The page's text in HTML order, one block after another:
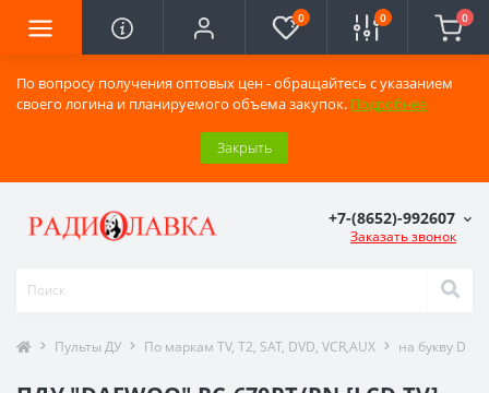
По вопросу получения оптовых цен - обращайтесь с указанием
своего логина и планируемого объема закупок. Подробнее
Закрыть
0 0 0
+7-(8652)-992607
Заказать звонок
Пульты ДУ По маркам TV, T2, SAT, DVD, VCR,AUX на букву D